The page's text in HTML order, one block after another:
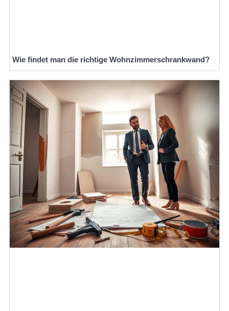
Wie findet man die richtige Wohnzimmerschrankwand?